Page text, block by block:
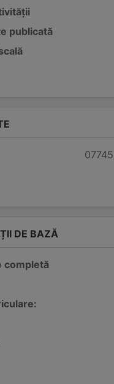
publicată
DE BAZĂ
completă